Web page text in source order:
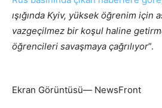
ışığında Kyiv, yüksek öğrenim için
vazgeçilmez bir koşul haline
öğrencileri savaşmaya çağrılıyor”.
Ekran Görüntüsü— NewsFront